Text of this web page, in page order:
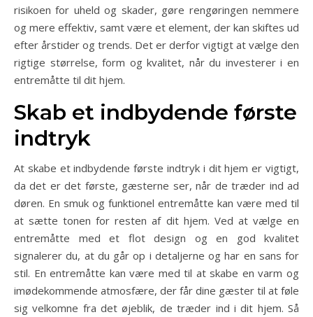
risikoen for uheld og skader, gøre rengøringen nemmere
og mere effektiv, samt være et element, der kan skiftes ud
efter årstider og trends. Det er derfor vigtigt at vælge den
rigtige størrelse, form og kvalitet, når du investerer i en
entremåtte til dit hjem.
Skab et indbydende første
indtryk
At skabe et indbydende første indtryk i dit hjem er vigtigt,
da det er det første, gæsterne ser, når de træder ind ad
døren. En smuk og funktionel entremåtte kan være med til
at sætte tonen for resten af dit hjem. Ved at vælge en
entremåtte med et flot design og en god kvalitet
signalerer du, at du går op i detaljerne og har en sans for
stil. En entremåtte kan være med til at skabe en varm og
imødekommende atmosfære, der får dine gæster til at føle
sig velkomne fra det øjeblik, de træder ind i dit hjem. Så